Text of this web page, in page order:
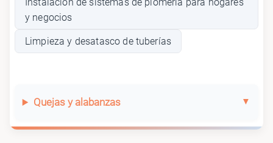
y negocios
Limpieza y desatasco de tuberías
Quejas y alabanzas